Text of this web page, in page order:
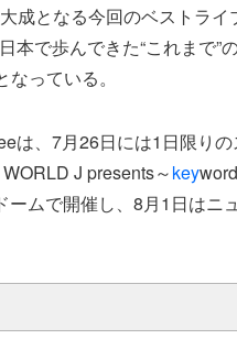
成となる今回のベストライ
本で歩んできた“これまで”
っている。
は、7月26日には1日限り
J presents～key
ムで開催し、8月1日はニ